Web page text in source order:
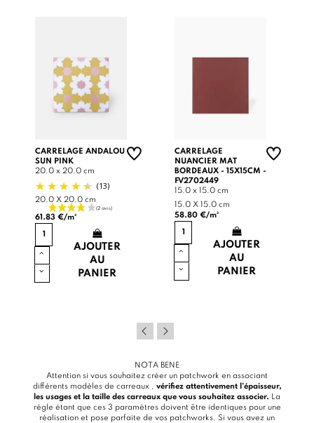
CARRELAGE ANDALOU
SUN PINK
20.0 x 20.0 cm
(13)
20.0 X 20.0 cm
61.83 €/m²
AJOUTER
AU
PANIER
CARRELAGE
NUANCIER MAT
BORDEAUX - 15X15CM -
FV2702449
15.0 x 15.0 cm
15.0 X 15.0 cm
58.80 €/m²
AJOUTER
AU
PANIER
NOTA BENE
Attention si vous souhaitez créer un patchwork en associant
différents modèles de carreaux , vérifiez attentivement l’épaisseur,
les usages et la taille des carreaux que vous souhaitez associer. La
règle étant que ces 3 paramètres doivent être identiques pour une
réalisation et pose parfaite de vos patchworks. Si vous avez un